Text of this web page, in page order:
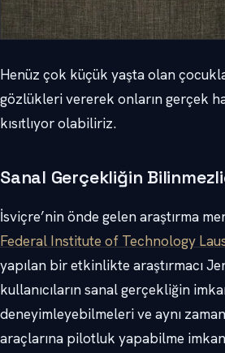
Henüz çok küçük yaşta olan
gözlükleri vererek onların gerçek
kısıtlıyor olabiliriz.
Sanal Gerçekliğin
İsviçre’nin önde gelen araştırma
Federal Institute of Technology
yapılan bir etkinlikte araştırmacı
kullanıcıların sanal gerçekliğin
deneyimleyebilmeleri ve aynı
araçlarına pilotluk yapabilme